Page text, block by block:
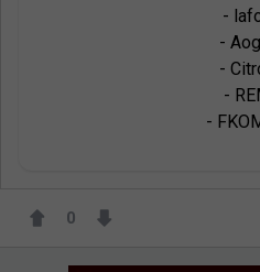
-
-
-
-
-
0